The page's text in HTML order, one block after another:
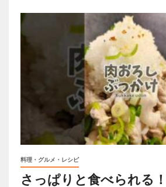
料理・グルメ・レシピ
さっぱりと食べられる